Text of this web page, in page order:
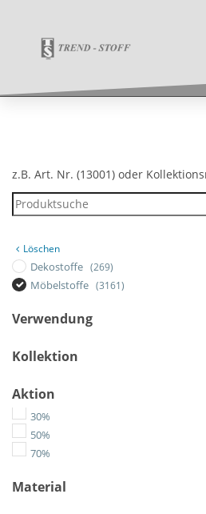
z.B. Art. Nr. (13001) oder
Löschen
Dekostoffe (269)
Möbelstoffe (3161)
Verwendung
Kollektion
Aktion
30%
50%
70%
Material